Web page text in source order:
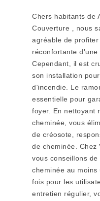
Chers habitants de
Couverture , nous
agréable de
réconfortante d'une
Cependant, il est
son installation
d'incendie. Le
essentielle pour
foyer. En nettoyant
cheminée, vous
de créosote,
de cheminée. Chez
vous conseillons
cheminée au
fois pour les
entretien régulier,